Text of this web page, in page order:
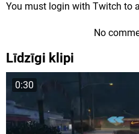
You must login with Twitch to
No
Līdzīgi klipi
0:30